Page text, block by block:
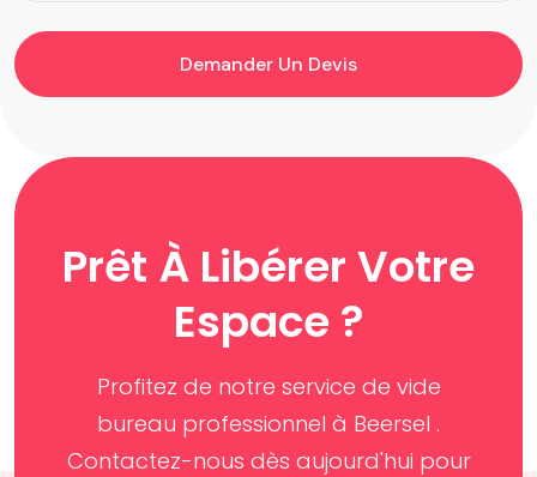
Demander Un Devis
Prêt À Libérer Votre
Espace ?
Profitez de notre service de vide
bureau professionnel à Beersel .
Contactez-nous dès aujourd'hui pour